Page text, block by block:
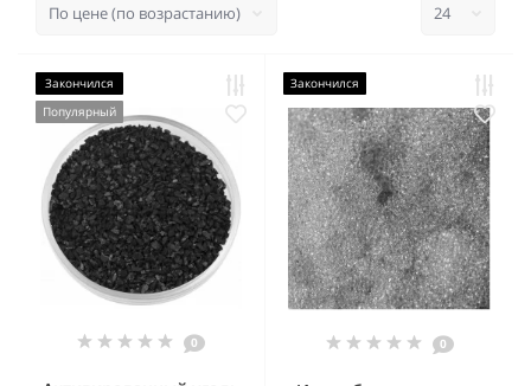
Закончился
Популярный
0
Закончился
0